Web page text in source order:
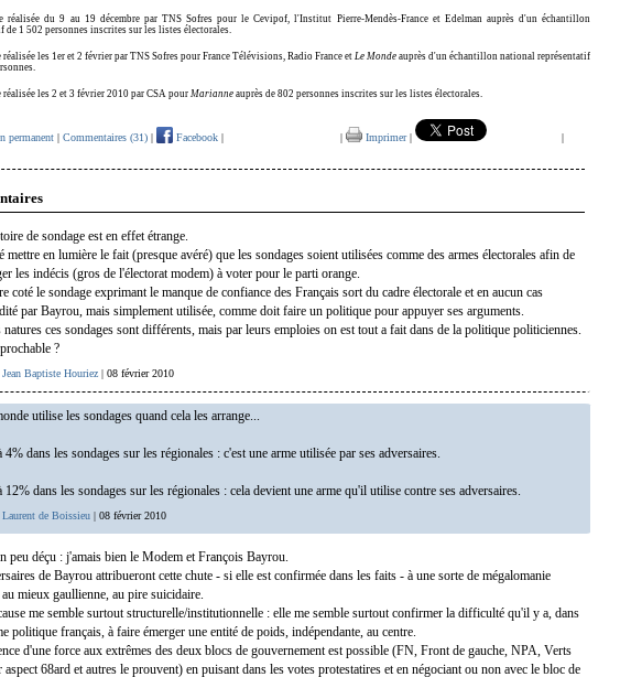
réalisée du 9 au 19 décembre par TNS Sofres pour le Cevipof, l'Institut Pierre-Mendès-France et Edelman auprès d'un échantillon
de 1 502 personnes inscrites sur les listes électorales.
réalisée les 1er et 2 février par TNS Sofres pour France Télévisions, Radio France et Le Monde auprès d'un échantillon national représentatif
réalisée les 2 et 3 février 2010 par CSA pourMarianne auprès de 802 personnes inscrites sur les listes électorales.
permanent | Commentaires (31) | Facebook | | Imprimer| |
de sondage est en effet étrange.
mettre en lumière le fait (presque avéré) que les sondages soient utilisées comme des armes électorales afin de
les indécis (gros de l'électorat modem) à voter pour le parti orange.
coté le sondage exprimant le manque de confiance des Français sort du cadre électorale et en aucun cas
par Bayrou, mais simplement utilisée, comme doit faire un politique pour appuyer ses arguments.
natures ces sondages sont différents, mais par leurs emploies on est tout a fait dans de la politique politiciennes.
?
Jean Baptiste Houriez | 08 février 2010
utilise les sondages quand cela les arrange...
4% dans les sondages sur les régionales : c'est une arme utilisée par ses adversaires.
12% dans les sondages sur les régionales : cela devient une arme qu'il utilise contre ses adversaires.
Laurent de Boissieu | 08 février 2010
peu déçu : j'amais bien le Modem et François Bayrou.
de Bayrou attribueront cette chute - si elle est confirmée dans les faits - à une sorte de mégalomanie
mieux gaullienne, au pire suicidaire.
me semble surtout structurelle/institutionnelle : elle me semble surtout confirmer la difficulté qu'il y a, dans
politique français, à faire émerger une entité de poids, indépendante, au centre.
d'une force aux extrêmes des deux blocs de gouvernement est possible (FN, Front de gauche, NPA, Verts
aspect 68ard et autres le prouvent) en puisant dans les votes protestatires et en négociant ou non avec le bloc de